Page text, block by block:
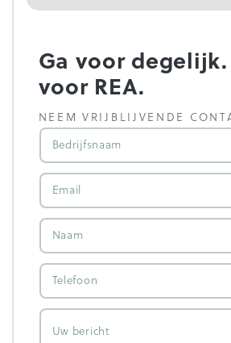
Ga voor degelijk.
voor REA.
NEEM VRIJBLIJVENDE